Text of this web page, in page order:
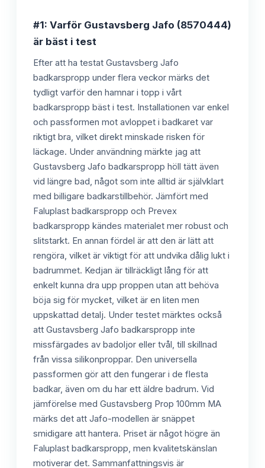
#1: Varför Gustavsberg Jafo (8570444)
är bäst i test
Efter att ha testat Gustavsberg Jafo
badkarspropp under flera veckor märks det
tydligt varför den hamnar i topp i vårt
badkarspropp bäst i test. Installationen var enkel
och passformen mot avloppet i badkaret var
riktigt bra, vilket direkt minskade risken för
läckage. Under användning märkte jag att
Gustavsberg Jafo badkarspropp höll tätt även
vid längre bad, något som inte alltid är självklart
med billigare badkarstillbehör. Jämfört med
Faluplast badkarspropp och Prevex
badkarspropp kändes materialet mer robust och
slitstarkt. En annan fördel är att den är lätt att
rengöra, vilket är viktigt för att undvika dålig lukt i
badrummet. Kedjan är tillräckligt lång för att
enkelt kunna dra upp proppen utan att behöva
böja sig för mycket, vilket är en liten men
uppskattad detalj. Under testet märktes också
att Gustavsberg Jafo badkarspropp inte
missfärgades av badoljor eller tvål, till skillnad
från vissa silikonproppar. Den universella
passformen gör att den fungerar i de flesta
badkar, även om du har ett äldre badrum. Vid
jämförelse med Gustavsberg Prop 100mm MA
märks det att Jafo-modellen är snäppet
smidigare att hantera. Priset är något högre än
Faluplast badkarspropp, men kvalitetskänslan
motiverar det. Sammanfattningsvis är